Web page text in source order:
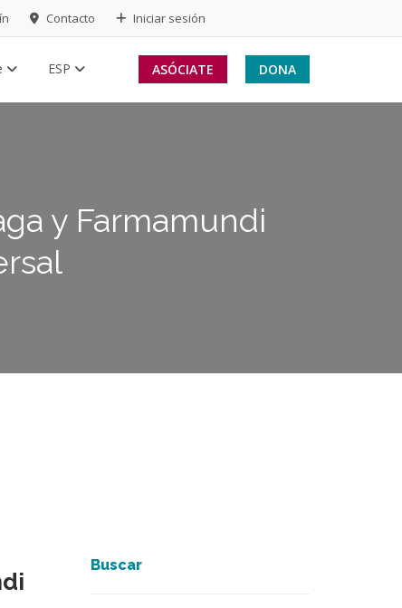
Contacto Iniciar sesión
DONA
ASÓCIATE
ESP
y Farmamundi
Buscar